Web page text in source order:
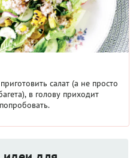
салат (а не просто
в голову приходит